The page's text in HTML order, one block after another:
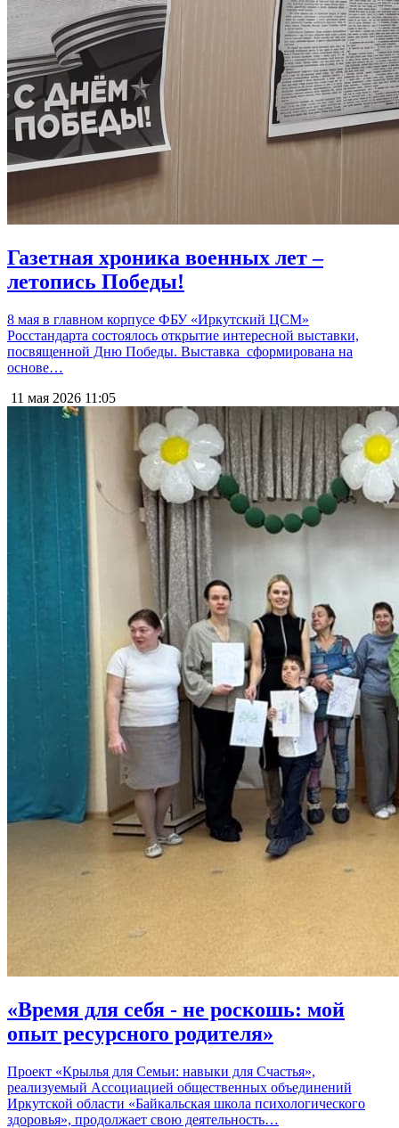
Газетная хроника военных лет –
летопись Победы!
8 мая в главном корпусе ФБУ «Иркутский ЦСМ»
Росстандарта состоялось открытие интересной выставки,
посвященной Дню Победы. Выставка сформирована на
основе…
11 мая 2026 11:05
«Время для себя - не роскошь: мой
опыт ресурсного родителя»
Проект «Крылья для Семьи: навыки для Счастья»,
реализуемый Ассоциацией общественных объединений
Иркутской области «Байкальская школа психологического
здоровья», продолжает свою деятельность…